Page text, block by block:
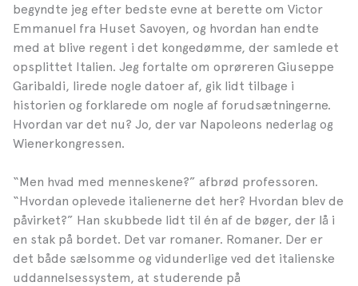
begyndte jeg efter bedste evne at berette om Victor
Emmanuel fra Huset Savoyen, og hvordan han endte
med at blive regent i det kongedømme, der samlede et
opsplittet Italien. Jeg fortalte om oprøreren Giuseppe
Garibaldi, lirede nogle datoer af, gik lidt tilbage i
historien og forklarede om nogle af forudsætningerne.
Hvordan var det nu? Jo, der var Napoleons nederlag og
Wienerkongressen.
“Men hvad med menneskene?” afbrød professoren.
“Hvordan oplevede italienerne det her? Hvordan blev de
påvirket?” Han skubbede lidt til én af de bøger, der lå i
en stak på bordet. Det var romaner. Romaner. Der er
det både sælsomme og vidunderlige ved det italienske
uddannelsessystem, at studerende på